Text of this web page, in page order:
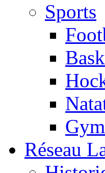
Sports
Réseau